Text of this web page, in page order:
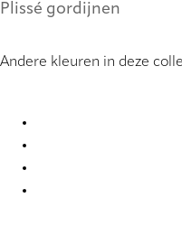
Plissé gordijnen
Andere kleuren in deze